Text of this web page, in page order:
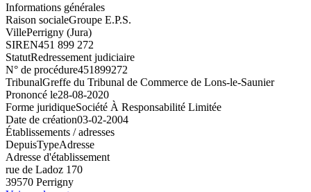
Informations générales
Raison socialeGroupe E.P.S.
VillePerrigny (Jura)
SIREN451 899 272
StatutRedressement judiciaire
N° de procédure451899272
TribunalGreffe du Tribunal de Commerce de Lons-le-Saunier
Prononcé le28-08-2020
Forme juridiqueSociété À Responsabilité Limitée
Date de création03-02-2004
Établissements / adresses
DepuisTypeAdresse
Adresse d'établissement
rue de Ladoz 170
39570 Perrigny